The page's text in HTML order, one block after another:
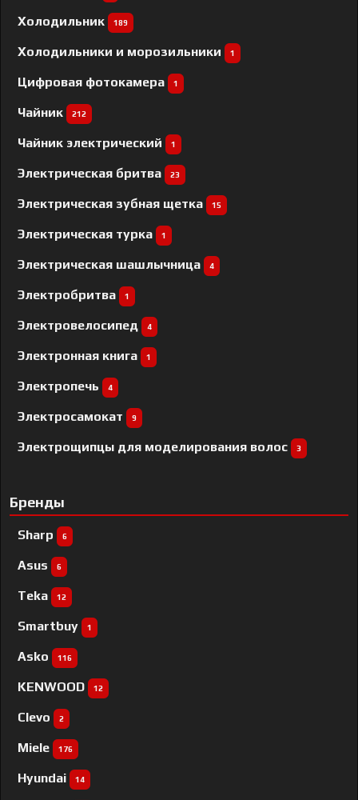
Холодильник 189
Холодильники и морозильники 1
Цифровая фотокамера 1
Чайник 212
Чайник электрический 1
Электрическая бритва 23
Электрическая зубная щетка 15
Электрическая турка 1
Электрическая шашлычница 4
Электробритва 1
Электровелосипед 4
Электронная книга 1
Электропечь 4
Электросамокат 9
Электрощипцы для моделирования волос 3
Бренды
Sharp 6
Asus 6
Teka 12
Smartbuy 1
Asko 116
KENWOOD 12
Clevo 2
Miele 176
Hyundai 14